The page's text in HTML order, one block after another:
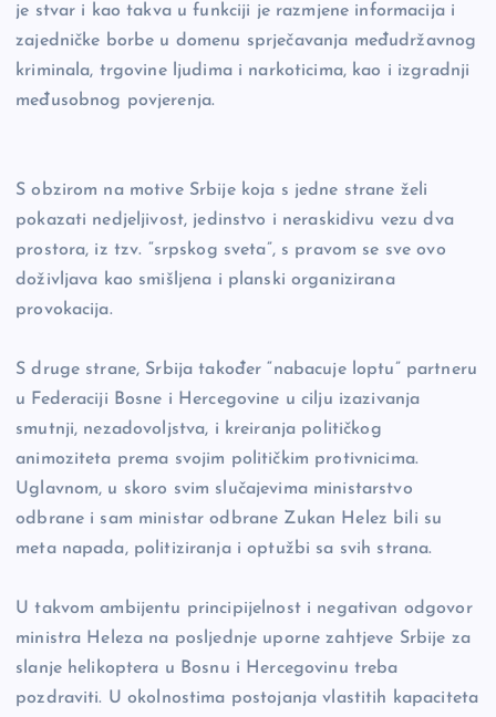
je stvar i kao takva u funkciji je razmjene informacija i
zajedničke borbe u domenu sprječavanja međudržavnog
kriminala, trgovine ljudima i narkoticima, kao i izgradnji
međusobnog povjerenja.
S obzirom na motive Srbije koja s jedne strane želi
pokazati nedjeljivost, jedinstvo i neraskidivu vezu dva
prostora, iz tzv. “srpskog sveta”, s pravom se sve ovo
doživljava kao smišljena i planski organizirana
provokacija.
S druge strane, Srbija također “nabacuje loptu” partneru
u Federaciji Bosne i Hercegovine u cilju izazivanja
smutnji, nezadovoljstva, i kreiranja političkog
animoziteta prema svojim političkim protivnicima.
Uglavnom, u skoro svim slučajevima ministarstvo
odbrane i sam ministar odbrane Zukan Helez bili su
meta napada, politiziranja i optužbi sa svih strana.
U takvom ambijentu principijelnost i negativan odgovor
ministra Heleza na posljednje uporne zahtjeve Srbije za
slanje helikoptera u Bosnu i Hercegovinu treba
pozdraviti. U okolnostima postojanja vlastitih kapaciteta